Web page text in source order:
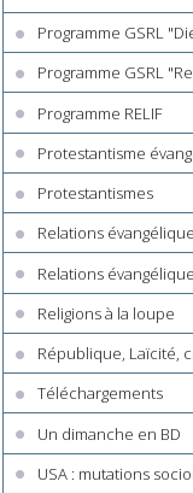
Programme GSRL
Programme GSRL
Programme RELIF
Protestantisme
Protestantismes
Relations
Relations
Religions à la loupe
République, Laïcité,
Téléchargements
Un dimanche en BD
USA : mutations